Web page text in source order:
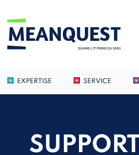
EXPERTISE SERVICE